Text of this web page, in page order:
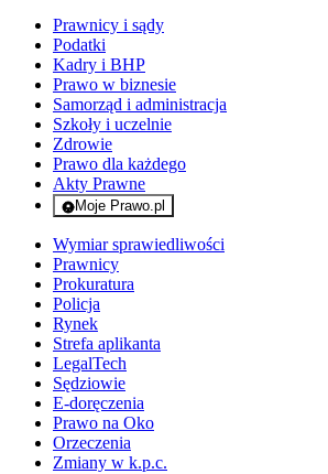
Prawnicy i sądy
Podatki
Kadry i BHP
Prawo w biznesie
Samorząd i administracja
Szkoły i uczelnie
Zdrowie
Prawo dla każdego
Akty Prawne
Moje Prawo.pl
- rejestracja i logowanie do serwisu
Wymiar sprawiedliwości
Prawnicy
Prokuratura
Policja
Rynek
Strefa aplikanta
LegalTech
Sędziowie
E-doręczenia
Prawo na Oko
Orzeczenia
Zmiany w k.p.c.